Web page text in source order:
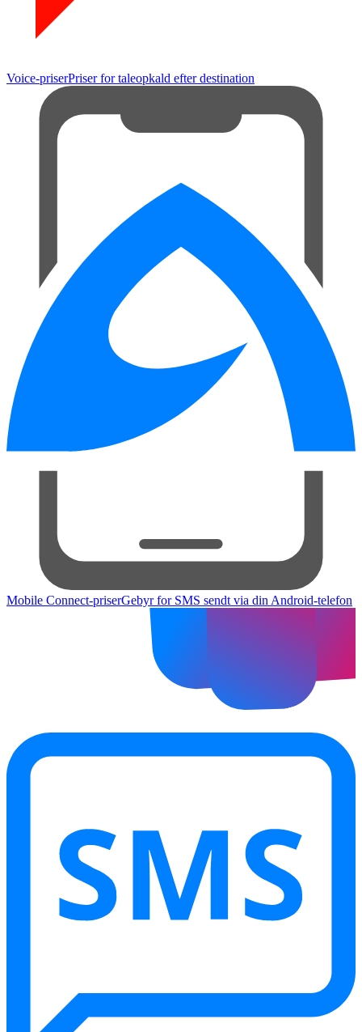
Voice-priserPriser for taleopkald efter destination
Mobile Connect-priserGebyr for SMS sendt via din Android-telefon